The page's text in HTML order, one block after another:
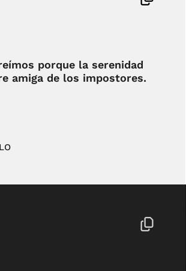
porque la serenidad
amiga de los impostores.